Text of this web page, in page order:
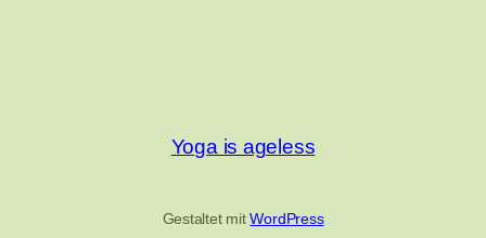
Yoga is ageless
Gestaltet mitWordPress